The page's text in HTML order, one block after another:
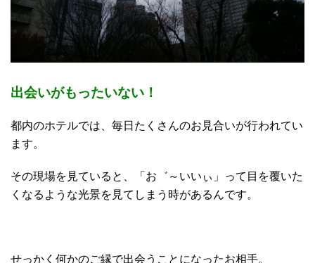
出会いがもったいない！
都内のホテルでは、毎日たくさんのお見合いが行われてい
ます。
その現場を見ていると、「お゛～いいぃ」って目を覆いた
くなるような光景を見てしまう時があるんです。
せっかく何かのご縁で出会うことになったお相手。